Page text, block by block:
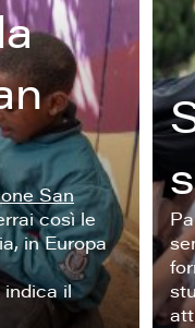
San
così le
in Europa
indica il